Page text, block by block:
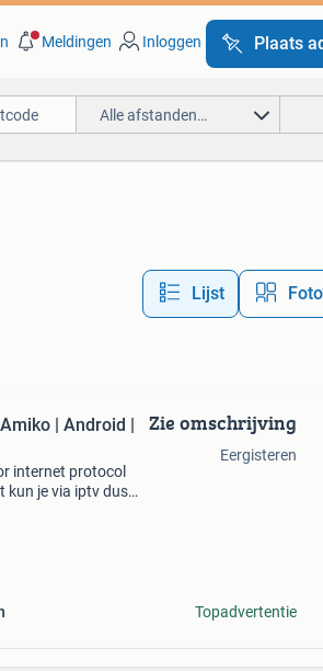
Meldingen Inloggen Plaats
Alle afstanden…
Lijst
| Android |
internet protocol
kun je via iptv dus
Zie omschrijving
Eergisteren
Topadvertentie